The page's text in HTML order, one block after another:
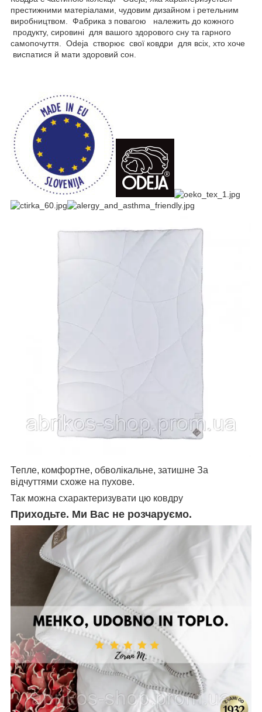
престижними матеріалами, чудовим дизайном і ретельним
виробництвом. Фабрика з повагою належить до кожного
продукту, сировині для вашого здорового сну та гарного
самопочуття. Odeja створює свої ковдри для всіх, хто хоче
виспатися й мати здоровий сон.
Тепле, комфортне, обволікальне, затишне За
відчуттями схоже на пухове.
Так можна схарактеризувати цю ковдру
Приходьте. Ми Вас не розчаруємо.